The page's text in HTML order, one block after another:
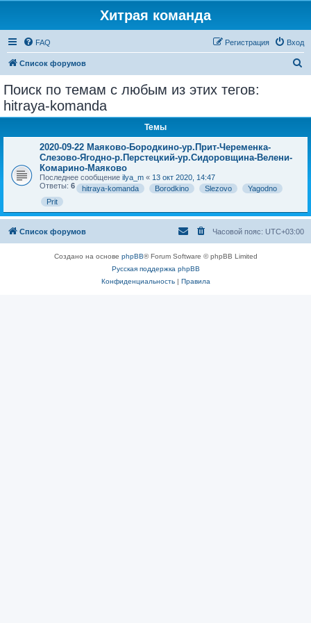
Хитрая команда
FAQ Вход
Регистрация
Список форумов
Поиск по темам с любым из этих тегов:
hitraya-komanda
Темы
2020-09-22 Маяково-Бородкино-ур.Прит-Череменка-
Слезово-Ягодно-р.Перстецкий-ур.Сидоровщина-Велени-
Комарино-Маяково
Последнее сообщение ilya_m « 13 окт 2020, 14:47
Ответы: 6 hitraya-komanda Borodkino Slezovo
Yagodno
Prit
Список форумов Часовой пояс: UTC+03:00
Создано на основе phpBB® Forum Software © phpBB Limited
Русская поддержка phpBB
Конфиденциальность| Правила